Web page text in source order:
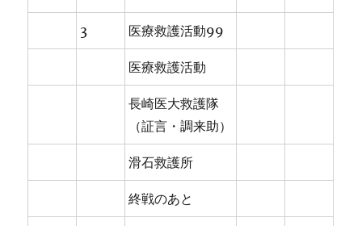
3 医療救護活動99
医療救護活動
長崎医大救護隊
（証言・調来助）
滑石救護所
終戦のあと